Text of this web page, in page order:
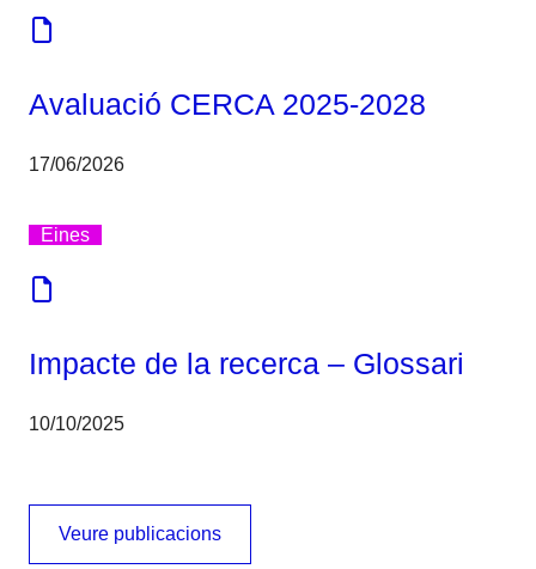
Avaluació CERCA 2025-2028
17/06/2026
Eines
Impacte de la recerca – Glossari
10/10/2025
Veure publicacions